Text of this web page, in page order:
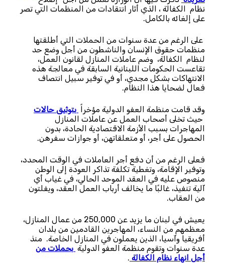
نظام الكفالة ، الذي أثار انتقادات من المنظمات التي تصر
على إلغائه بالكامل.
على الرغم من عدة سنوات من الحملات التي أطلقتها
منظمات حقوق الإنسان والناشطون من أجل وضع حد
لنظام الكفالة، وضم عاملات المنازل لقانون العمل،
تقاعست الحكومات اللبنانية السابقة في معالجة هذه
الانتهاكات بشكل مجدي، أو في توفير سبيل انتصاف
فعال لضحايا هذا النظام.
وقد قامت منظمة العفو الدولية مؤخراً بتوثيق حالات
حيث تخلى أصحاب العمل عن عاملات المنازل
المهاجرات بسبب الأزمة الاقتصادية الحادة، بدون
الحصول على أجر، أو متعلقاتهن، أو جوازات سفرهن.
فعلى الرغم من أن دفع أجر العاملات في الوقت المحدد،
وتوفير الإقامة، وتغطية تكلفة تذاكر العودة إلى الوطن
منصوص عليه في العقد الموحد الحالي، في غياب أي
آلية تنفيذ، غالبًا ما يخالف أرباب العمل العقد، ويفلتون
من العقاب.
يعيش في لبنان ما يزيد عن 250,000 من عمال المنازل،
معظمهم من النساء، المهاجرين القادمين من بلدان
أفريقيا وآسيا، الذين يعملون في المنازل الخاصة. منذ
عدة سنوات وتقوم منظمة العفو الدولية بحملات من
أجل انهاء نظام الكفالة .